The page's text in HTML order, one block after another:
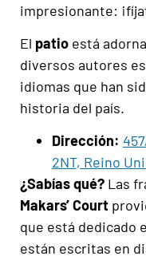
impresionante:
El patio está
diversos autores
idiomas que han
historia del país.
Dirección:
2NT, Reino
¿Sabías qué? Las
Makars’ Court
que está dedicado
están escritas en